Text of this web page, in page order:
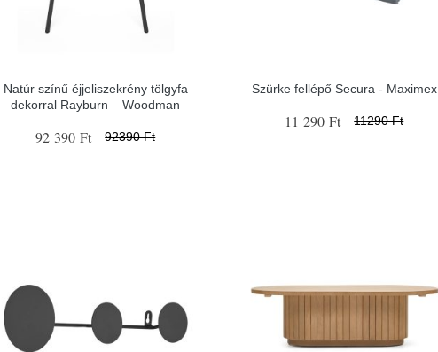
Natúr színű éjjeliszekrény tölgyfa
dekorral Rayburn – Woodman
92 390 Ft 92390 Ft
Szürke fellépő Secura - Maximex
11 290 Ft 11290 Ft